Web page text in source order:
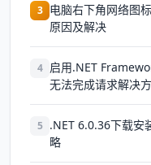
3 电脑右下角网络图
原因及解决
4 启用.NET
无法完成请求解决
5 .NET 6.0.36下载安
略